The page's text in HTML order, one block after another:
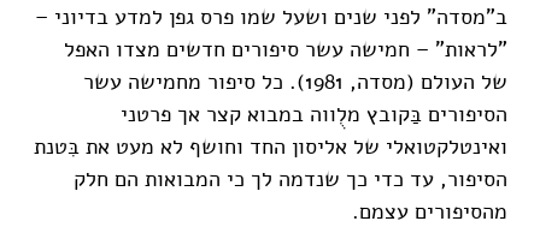
ב"מסדה" לפני שנים ושעל שמו פרס גפן למדע בדיוני –
"לראות" – חמישה עשר סיפורים חדשים מצדו האפל
של העולם (מסדה, 1981). כל סיפור מחמישה עשר
הסיפורים בַּקובץ מלֻווה במבוא קצר אך פרטני
ואינטלקטואלי של אליסון החד וחושף לא מעט את בִּטנת
הסיפור, עד כדי כך שנדמה לך כי המבואות הם חלק
מהסיפורים עצמם.